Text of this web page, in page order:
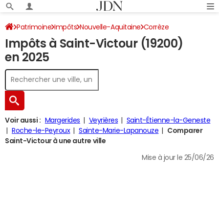
Patrimoine Impôts Nouvelle-Aquitaine Corrèze
Saint-Victour Impôt sur le revenu
Impôts à Saint-Victour (19200)
en 2025
Voir aussi : Margerides Veyrières
Saint-Étienne-la-Geneste
Roche-le-Peyroux
Sainte-Marie-Lapanouze
Comparer
Saint-Victour à une autre ville
Mise à jour le 25/06/26